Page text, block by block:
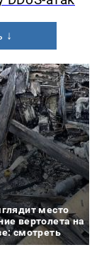
↓
место
вертолета на
смотреть